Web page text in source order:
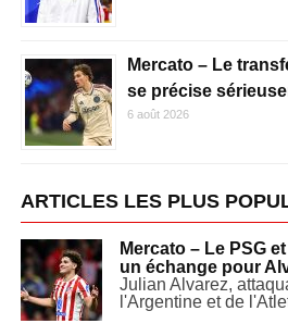
Mercato – Le
se précise
6 août 2026
ARTICLES LES PLUS
Mercato – Le PSG
un échange pour
Julian Alvarez,
l'Argentine et de